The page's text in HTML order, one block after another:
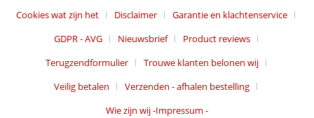
Cookies wat zijn het
Disclaimer
Garantie en klachtenservice
GDPR - AVG
Nieuwsbrief
Product reviews
Terugzendformulier
Trouwe klanten belonen wij
Veilig betalen
Verzenden - afhalen bestelling
Wie zijn wij -Impressum -